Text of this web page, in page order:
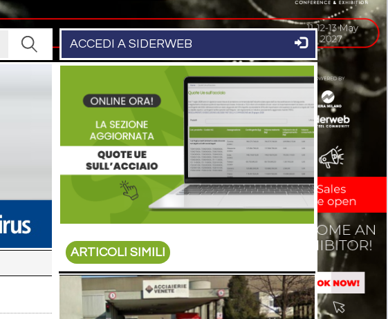
ACCEDI A SIDERWEB
ARTICOLI SIMILI